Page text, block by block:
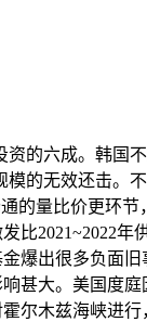
的六成。韩国
的无效还击。
的量比价更环
比2021~2022年
爆出很多负面
甚大。美国度
尔木兹海峡进